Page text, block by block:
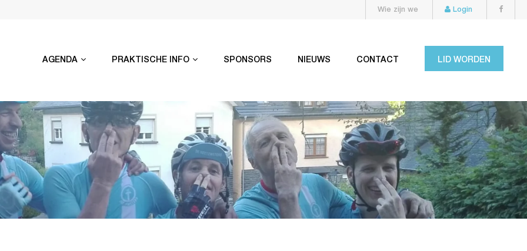
Wie zijn we Login
AGENDA PRAKTISCHE INFO SPONSORS NIEUWS CONTACT LID WORDEN